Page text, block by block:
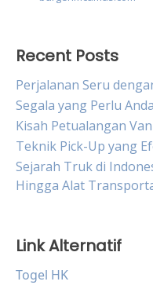
Recent Posts
Perjalanan Seru
Segala yang Perlu
Kisah Petualangan
Teknik Pick-Up yang
Sejarah Truk di
Hingga Alat
Link Alternatif
Togel HK